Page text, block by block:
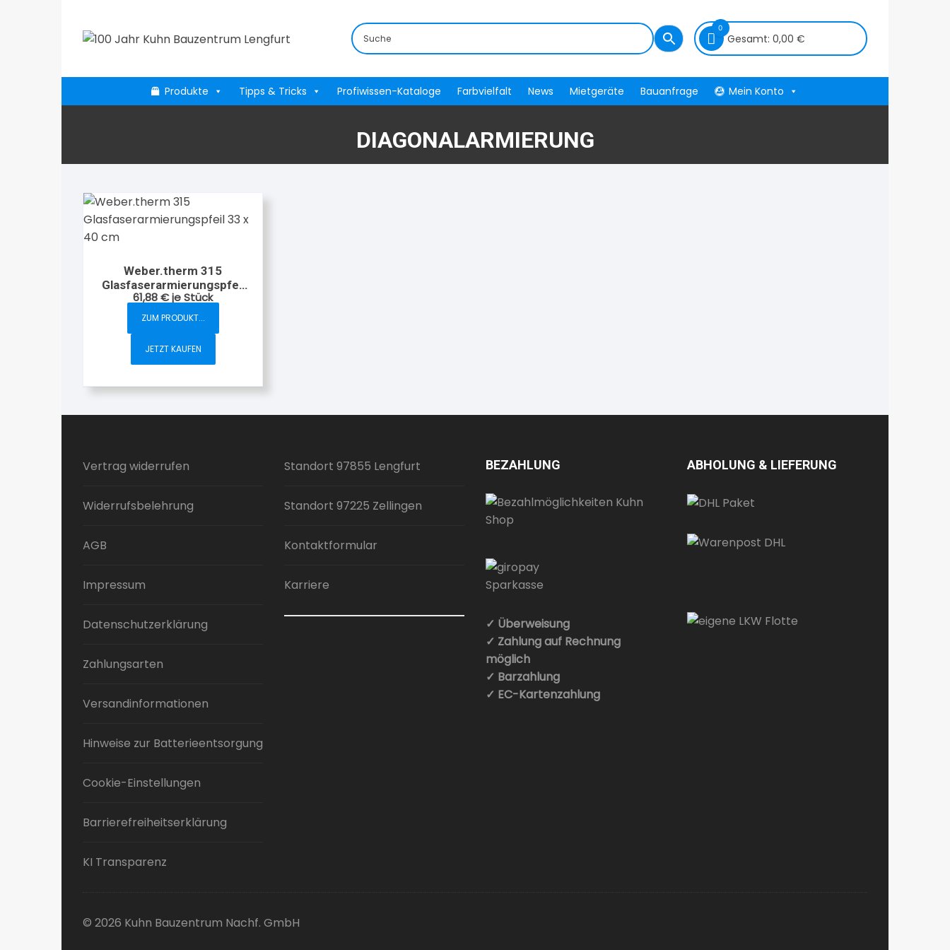
springen
0
Gesamt: 0,00 €
Produkte Tipps & Tricks Profiwissen-Kataloge Farbvielfalt News Mietgeräte Bauanfrage Mein Konto
DIAGONALARMIERUNG
Weber.therm 315
Glasfaserarmierungspfeil
33 x 40 cm
61,88€je Stück
ZUM PRODUKT...
JETZT KAUFEN
Vertrag widerrufen
Widerrufsbelehrung
AGB
Impressum
Datenschutzerklärung
Zahlungsarten
Versandinformationen
Hinweise zur Batterieentsorgung
Cookie-Einstellungen
Barrierefreiheitserklärung
KI Transparenz
Standort 97855 Lengfurt
Standort 97225 Zellingen
Kontaktformular
Karriere
BEZAHLUNG
✓ Überweisung
✓ Zahlung auf Rechnung
möglich
✓ Barzahlung
✓ EC-Kartenzahlung
ABHOLUNG & LIEFERUNG
© 2026 Kuhn Bauzentrum Nachf. GmbH